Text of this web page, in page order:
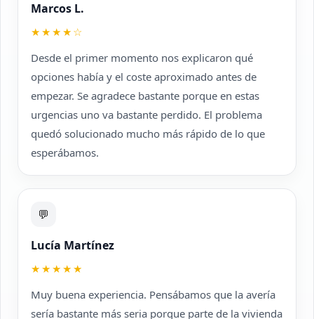
Marcos L.
★★★★☆
Desde el primer momento nos explicaron qué
opciones había y el coste aproximado antes de
empezar. Se agradece bastante porque en estas
urgencias uno va bastante perdido. El problema
quedó solucionado mucho más rápido de lo que
esperábamos.
💬
Lucía Martínez
★★★★★
Muy buena experiencia. Pensábamos que la avería
sería bastante más seria porque parte de la vivienda